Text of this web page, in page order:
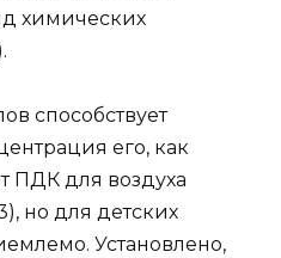
химических
способствует
его, как
ПДК для воздуха
но для детских
Установлено,